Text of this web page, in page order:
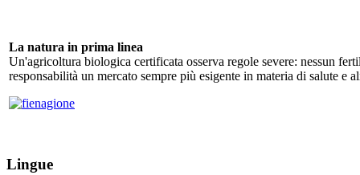
La natura in prima linea
Un'agricoltura biologica certificata osserva regole severe: nessun
responsabilità un mercato sempre più esigente in materia di salute e
Lingue